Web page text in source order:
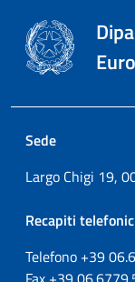
Sede
Largo Chigi 19,
Recapiti
Telefono +39